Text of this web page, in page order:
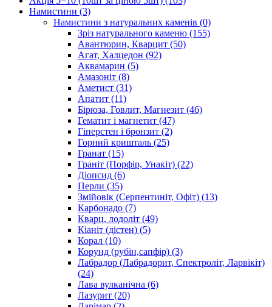
Намистини (3)
Намистини з натуральних каменів (0)
Зріз натурального каменю (155)
Авантюрин, Кварцит (50)
Агат, Халцедон (92)
Аквамарин (5)
Амазоніт (8)
Аметист (31)
Апатит (11)
Бірюза, Говлит, Магнезит (46)
Гематит і магнетит (47)
Гіперстен і бронзит (2)
Горний кришталь (25)
Гранат (15)
Граніт (Порфір, Унакіт) (22)
Діопсид (6)
Перли (35)
Змійовік (Серпентиніт, Офіт) (13)
Карбонадо (7)
Кварц, лодоліт (49)
Кіаніт (дістен) (5)
Корал (10)
Корунд (рубін,сапфір) (3)
Лабрадор (Лабрадорит, Спектроліт, Ларвікіт)
(24)
Лава вулканічна (6)
Лазурит (20)